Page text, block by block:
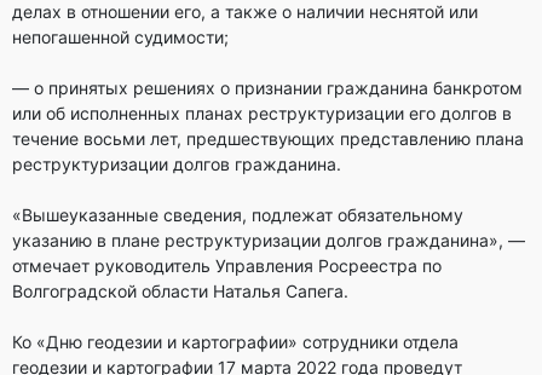
делах в отношении его, а также о наличии неснятой или
непогашенной судимости;
— о принятых решениях о признании гражданина банкротом
или об исполненных планах реструктуризации его долгов в
течение восьми лет, предшествующих представлению плана
реструктуризации долгов гражданина.
«Вышеуказанные сведения, подлежат обязательному
указанию в плане реструктуризации долгов гражданина», —
отмечает руководитель Управления Росреестра по
Волгоградской области Наталья Сапега.
Ко «Дню геодезии и картографии» сотрудники отдела
геодезии и картографии 17 марта 2022 года проведут